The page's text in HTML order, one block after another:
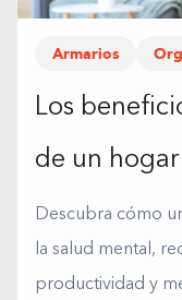
Armarios
Los
de un
Descubra cómo
la salud mental,
productividad y